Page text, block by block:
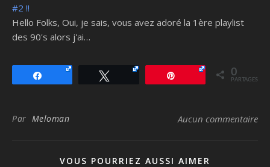
#2 !!
Hello Folks, Oui, je sais, vous avez adoré la 1ère playlist
des 90's alors j'ai…
0
PARTAGES
Par Meloman Aucun commentaire
VOUS POURRIEZ AUSSI AIMER